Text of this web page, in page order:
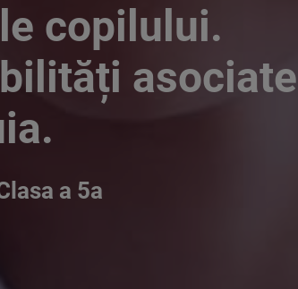
copilului.
asociate
a 5a